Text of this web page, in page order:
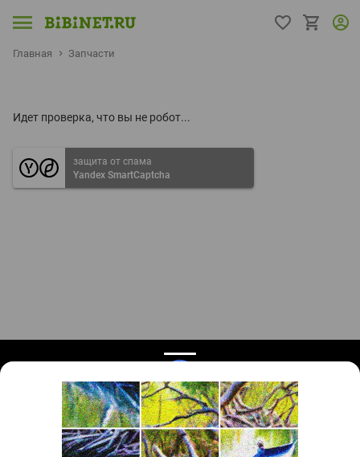
Главная Запчасти
Идет проверка, что вы не робот...
защита от спама
Yandex SmartCaptcha
Поиск запчастей О проекте